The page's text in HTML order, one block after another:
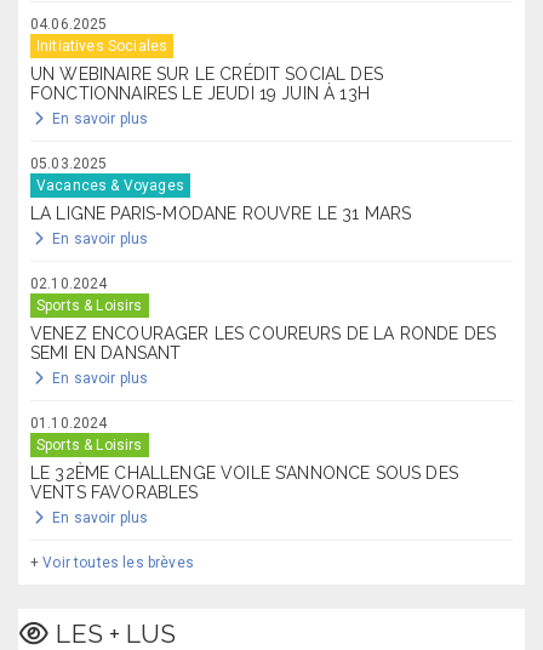
04.06.2025
Initiatives Sociales
UN WEBINAIRE SUR LE CRÉDIT SOCIAL DES
FONCTIONNAIRES LE JEUDI 19 JUIN À 13H
En savoir plus
05.03.2025
Vacances & Voyages
LA LIGNE PARIS-MODANE ROUVRE LE 31 MARS
En savoir plus
02.10.2024
Sports & Loisirs
VENEZ ENCOURAGER LES COUREURS DE LA RONDE DES
SEMI EN DANSANT
En savoir plus
01.10.2024
Sports & Loisirs
LE 32ÈME CHALLENGE VOILE S’ANNONCE SOUS DES
VENTS FAVORABLES
En savoir plus
+Voir toutes les brèves
LES + LUS